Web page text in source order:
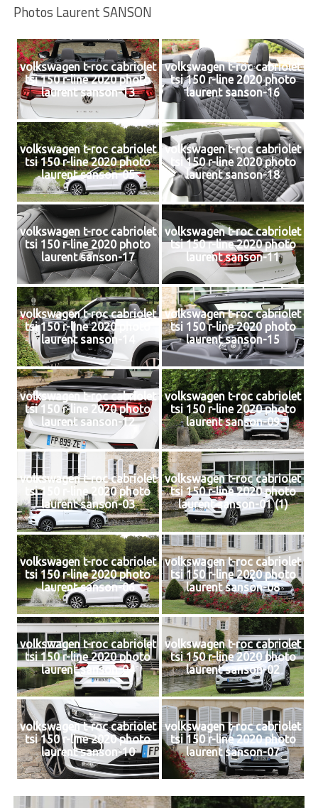
Photos Laurent SANSON
volkswagen t-roc cabriolet
tsi 150 r-line 2020 photo
laurent sanson-13
volkswagen t-roc cabriolet
tsi 150 r-line 2020 photo
laurent sanson-16
volkswagen t-roc cabriolet
tsi 150 r-line 2020 photo
laurent sanson-05
volkswagen t-roc cabriolet
tsi 150 r-line 2020 photo
laurent sanson-18
volkswagen t-roc cabriolet
tsi 150 r-line 2020 photo
laurent sanson-17
volkswagen t-roc cabriolet
tsi 150 r-line 2020 photo
laurent sanson-11
volkswagen t-roc cabriolet
tsi 150 r-line 2020 photo
laurent sanson-14
volkswagen t-roc cabriolet
tsi 150 r-line 2020 photo
laurent sanson-15
volkswagen t-roc cabriolet
tsi 150 r-line 2020 photo
laurent sanson-12
volkswagen t-roc cabriolet
tsi 150 r-line 2020 photo
laurent sanson-09
volkswagen t-roc cabriolet
tsi 150 r-line 2020 photo
laurent sanson-03
volkswagen t-roc cabriolet
tsi 150 r-line 2020 photo
laurent sanson-01 (1)
volkswagen t-roc cabriolet
tsi 150 r-line 2020 photo
laurent sanson-06
volkswagen t-roc cabriolet
tsi 150 r-line 2020 photo
laurent sanson-08
volkswagen t-roc cabriolet
tsi 150 r-line 2020 photo
laurent sanson-04
volkswagen t-roc cabriolet
tsi 150 r-line 2020 photo
laurent sanson-02
volkswagen t-roc cabriolet
tsi 150 r-line 2020 photo
laurent sanson-10
volkswagen t-roc cabriolet
tsi 150 r-line 2020 photo
laurent sanson-07